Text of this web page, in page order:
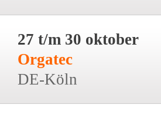
27 t/m 30 oktober
Orgatec
DE-Köln